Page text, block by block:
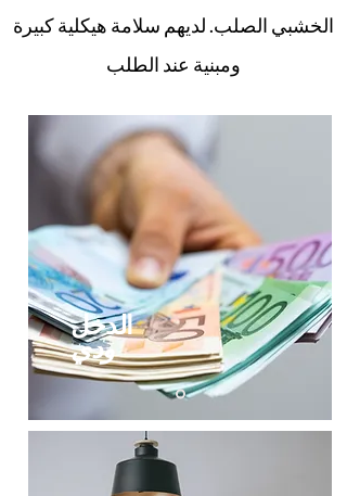
الخشبي الصلب. لديهم سلامة هيكلية كبيرة
ومبنية عند الطلب
الدخل
ودي